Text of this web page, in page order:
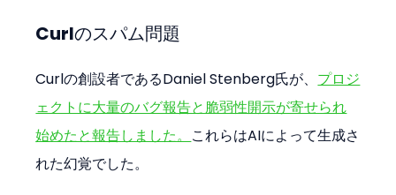
Curlのスパム問題
Curlの創設者であるDaniel Stenberg氏が、 プロジ
ェクトに大量のバグ報告と脆弱性開示が寄せられ
始めたと報告しました。 これらはAIによって生成さ
れた幻覚でした。